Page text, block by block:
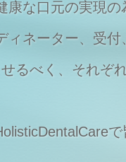
康な口元の実現の
ィネーター、受付
るべく、それぞ
で